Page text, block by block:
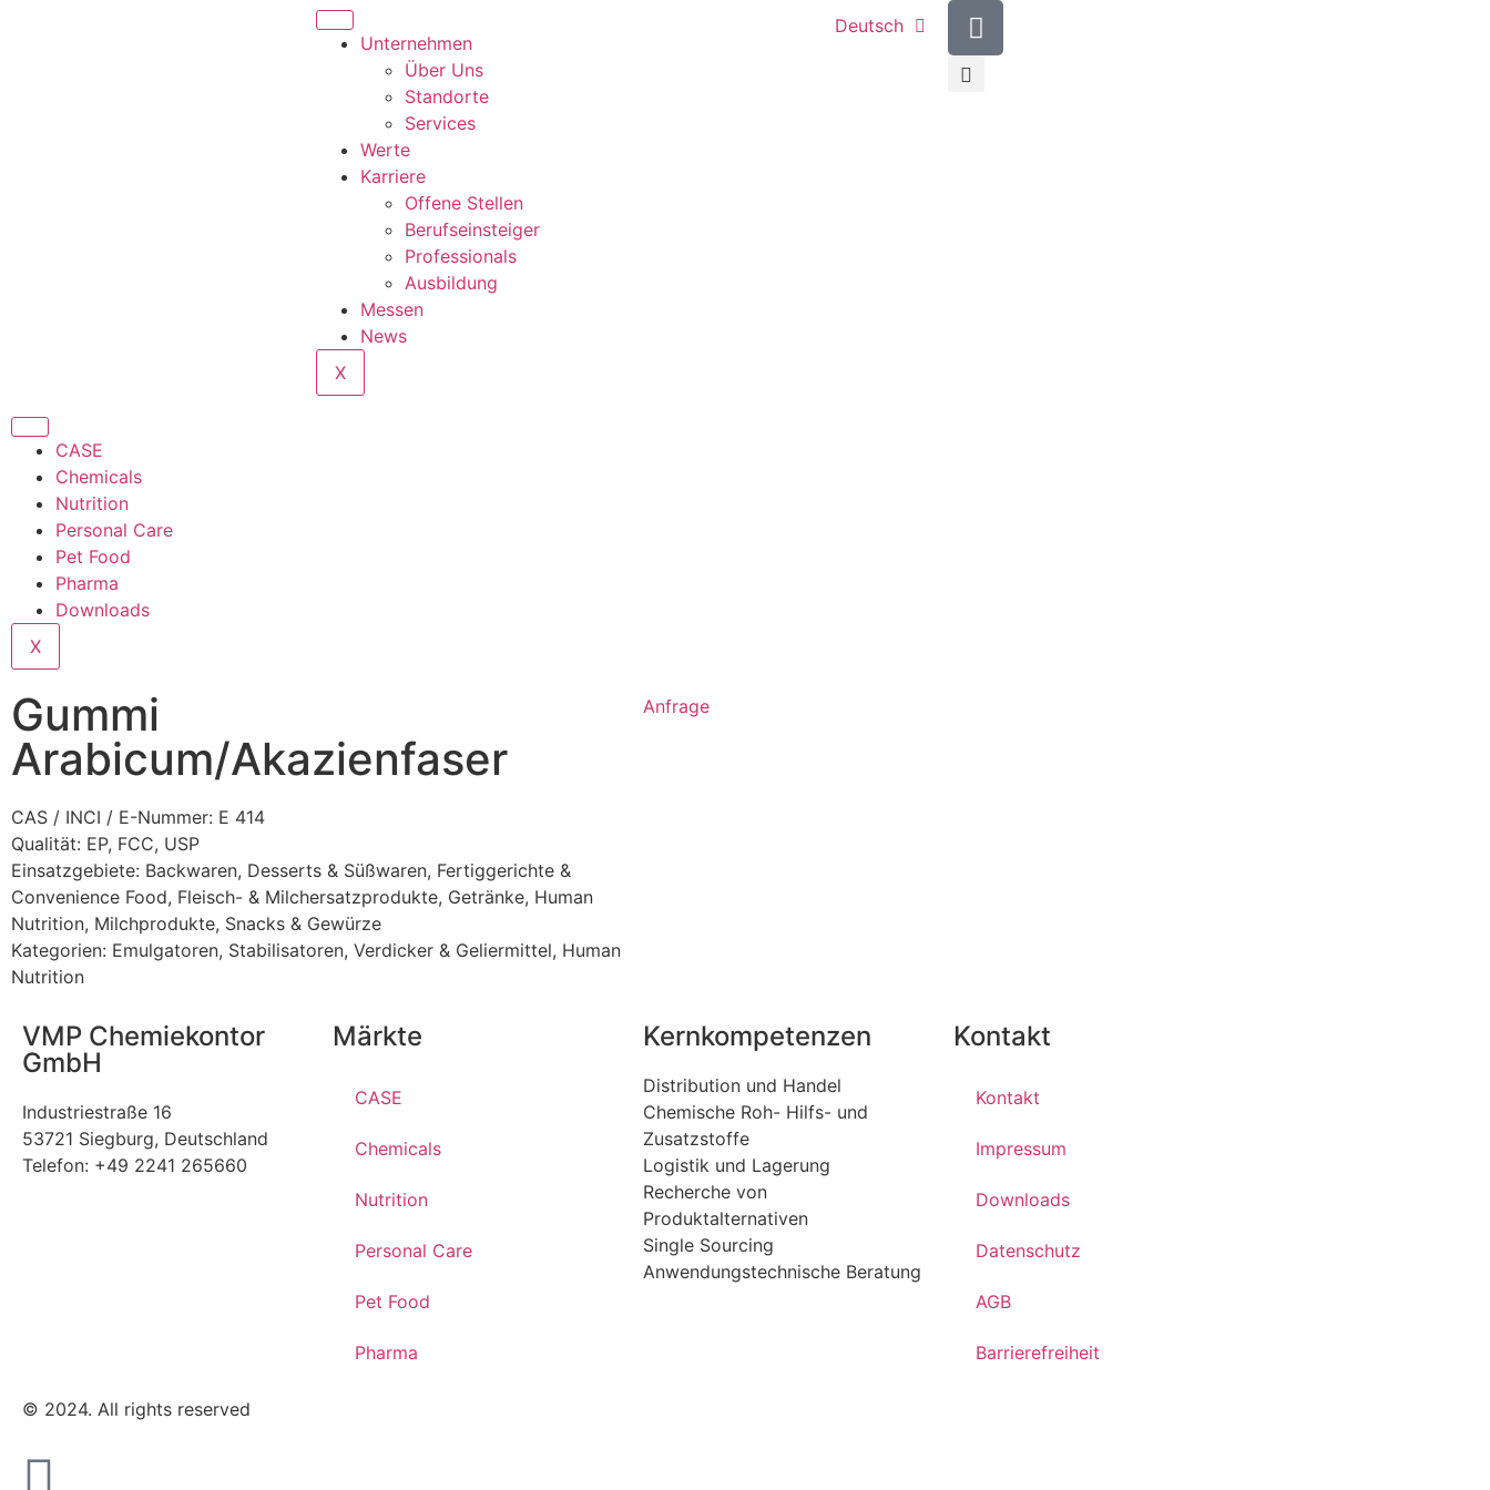
Unternehmen
Über Uns
Standorte
Services
Werte
Karriere
Offene Stellen
Berufseinsteiger
Professionals
Ausbildung
Messen
News
X
Deutsch
CASE
Chemicals
Nutrition
Personal Care
Pet Food
Pharma
Downloads
X
Gummi
Arabicum/Akazienfaser
CAS / INCI / E-Nummer: E 414
Qualität: EP, FCC, USP
Einsatzgebiete: Backwaren, Desserts & Süßwaren, Fertiggerichte &
Convenience Food, Fleisch- & Milchersatzprodukte, Getränke, Human
Nutrition, Milchprodukte, Snacks & Gewürze
Kategorien: Emulgatoren, Stabilisatoren, Verdicker & Geliermittel, Human
Nutrition
Anfrage
VMP Chemiekontor
GmbH
Industriestraße 16
53721 Siegburg, Deutschland
Telefon: +49 2241 265660
Märkte
CASE
Chemicals
Nutrition
Personal Care
Pet Food
Pharma
Kernkompetenzen
Distribution und Handel
Chemische Roh- Hilfs- und
Zusatzstoffe
Logistik und Lagerung
Recherche von
Produktalternativen
Single Sourcing
Anwendungstechnische Beratung
Kontakt
Kontakt
Impressum
Downloads
Datenschutz
AGB
Barrierefreiheit
© 2024. All rights reserved